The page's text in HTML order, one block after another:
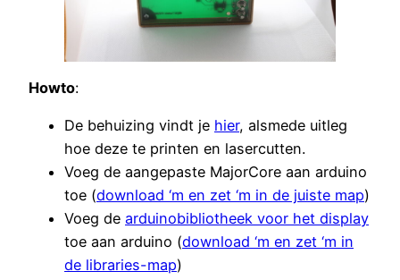
Howto:
De behuizing vindt je hier, alsmede uitleg
hoe deze te printen en lasercutten.
Voeg de aangepaste MajorCore aan arduino
toe (download ‘m en zet ‘m in de juiste map)
Voeg de arduinobibliotheek voor het display
toe aan arduino (download ‘m en zet ‘m in
de libraries-map)